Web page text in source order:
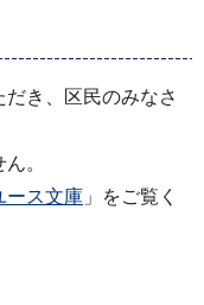
き、区民のみなさ
。
ス文庫 」をご覧く